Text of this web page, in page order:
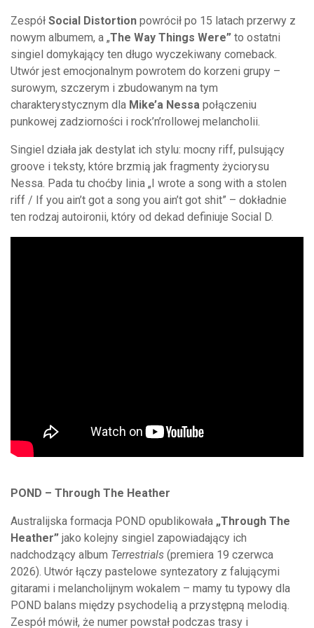
Zespół Social Distortion powrócił po 15 latach przerwy z
nowym albumem, a „The Way Things Were” to ostatni
singiel domykający ten długo wyczekiwany comeback.
Utwór jest emocjonalnym powrotem do korzeni grupy –
surowym, szczerym i zbudowanym na tym
charakterystycznym dla Mike’a Nessa połączeniu
punkowej zadziorności i rock’n’rollowej melancholii.
Singiel działa jak destylat ich stylu: mocny riff, pulsujący
groove i teksty, które brzmią jak fragmenty życiorysu
Nessa. Pada tu choćby linia „I wrote a song with a stolen
riff / If you ain’t got a song you ain’t got shit” – dokładnie
ten rodzaj autoironii, który od dekad definiuje Social D.
POND – Through The Heather
Australijska formacja POND opublikowała „Through The
Heather” jako kolejny singiel zapowiadający ich
nadchodzący album Terrestrials (premiera 19 czerwca
2026). Utwór łączy pastelowe syntezatory z falującymi
gitarami i melancholijnym wokalem – mamy tu typowy dla
POND balans między psychodelią a przystępną melodią.
Zespół mówił, że numer powstał podczas trasy i